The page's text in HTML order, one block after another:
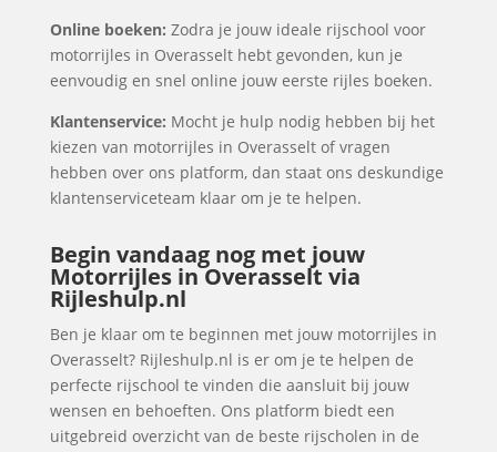
Online boeken: Zodra je jouw ideale rijschool voor
motorrijles in Overasselt hebt gevonden, kun je
eenvoudig en snel online jouw eerste rijles boeken.
Klantenservice: Mocht je hulp nodig hebben bij het
kiezen van motorrijles in Overasselt of vragen
hebben over ons platform, dan staat ons deskundige
klantenserviceteam klaar om je te helpen.
Begin vandaag nog met jouw
Motorrijles in Overasselt via
Rijleshulp.nl
Ben je klaar om te beginnen met jouw motorrijles in
Overasselt? Rijleshulp.nl is er om je te helpen de
perfecte rijschool te vinden die aansluit bij jouw
wensen en behoeften. Ons platform biedt een
uitgebreid overzicht van de beste rijscholen in de